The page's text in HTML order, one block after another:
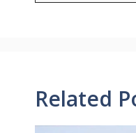
Related